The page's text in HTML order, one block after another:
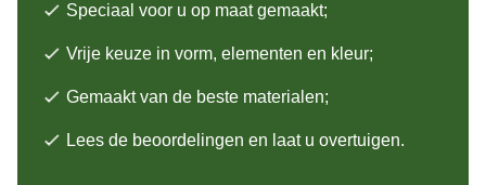
Speciaal voor u op maat gemaakt;
Vrije keuze in vorm, elementen en kleur;
Gemaakt van de beste materialen;
Lees de beoordelingen en laat u overtuigen.